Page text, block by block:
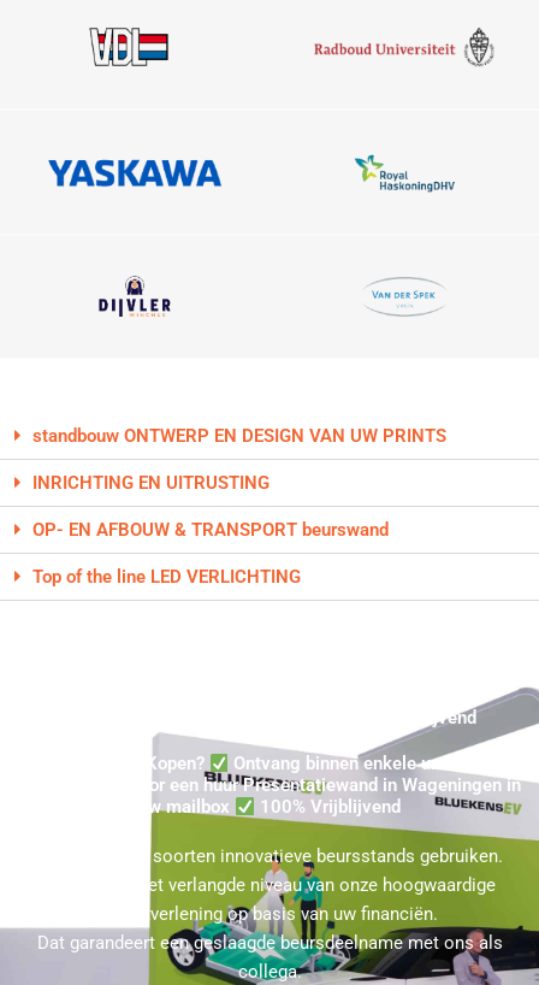
standbouw ONTWERP EN DESIGN VAN UW PRINTS
INRICHTING EN UITRUSTING
OP- EN AFBOUW & TRANSPORT beurswand
Top of the line LED VERLICHTING
Wageningen Standbouw Kopen ★ 100% Vrijblijvend
Beursstand Kopen?
Ontvang binnen enkele uren een
Prijsindicatie voor een huur Presentatiewand in Wageningen in
uw mailbox
100% Vrijblijvend
U kunt bij ons soorten innovatieve beursstands gebruiken.
Kies hierbij het verlangde niveau van onze hoogwaardige
dienstverlening op basis van uw financiën.
Dat garandeert een geslaagde beursdeelname met ons als
collega.